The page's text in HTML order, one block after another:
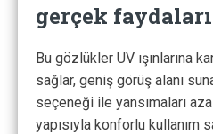
gerçek
Bu gözlükler UV ışınlarına
sağlar, geniş görüş alanı
seçeneği ile yansımaları
yapısıyla konforlu kullanım